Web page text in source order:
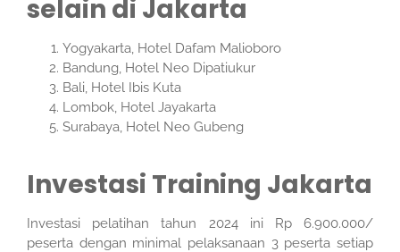
selain di Jakarta
Yogyakarta, Hotel Dafam Malioboro
Bandung, Hotel Neo Dipatiukur
Bali, Hotel Ibis Kuta
Lombok, Hotel Jayakarta
Surabaya, Hotel Neo Gubeng
Investasi Training Jakarta
Investasi pelatihan tahun 2024 ini Rp 6.900.000/
peserta dengan minimal pelaksanaan 3 peserta setiap